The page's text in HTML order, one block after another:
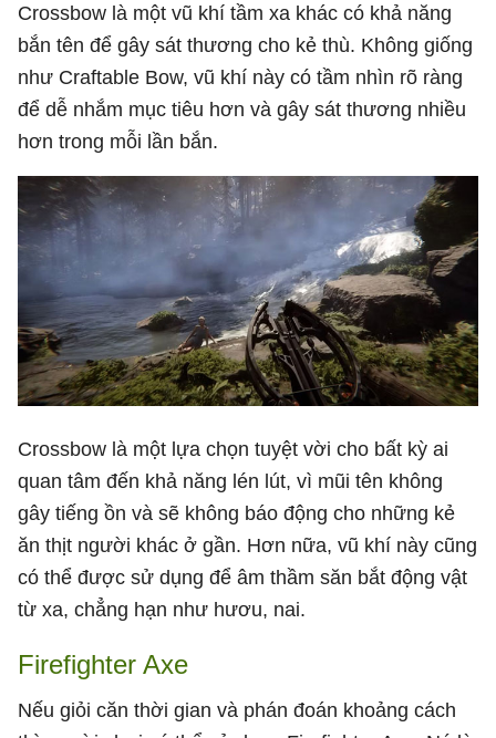
Crossbow là một vũ khí tầm xa khác có khả năng
bắn tên để gây sát thương cho kẻ thù. Không giống
như Craftable Bow, vũ khí này có tầm nhìn rõ ràng
để dễ nhắm mục tiêu hơn và gây sát thương nhiều
hơn trong mỗi lần bắn.
Crossbow là một lựa chọn tuyệt vời cho bất kỳ ai
quan tâm đến khả năng lén lút, vì mũi tên không
gây tiếng ồn và sẽ không báo động cho những kẻ
ăn thịt người khác ở gần. Hơn nữa, vũ khí này cũng
có thể được sử dụng để âm thầm săn bắt động vật
từ xa, chẳng hạn như hươu, nai.
Firefighter Axe
Nếu giỏi căn thời gian và phán đoán khoảng cách